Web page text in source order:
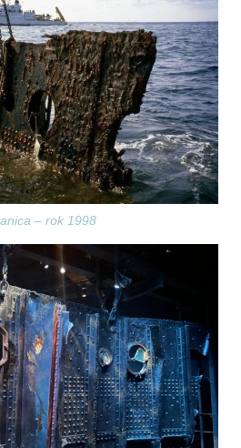
– rok 1998